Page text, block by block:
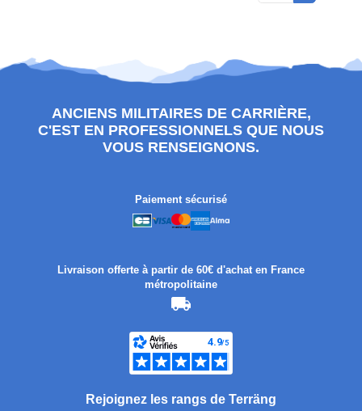
ANCIENS MILITAIRES DE CARRIÈRE,
C'EST EN PROFESSIONNELS QUE NOUS
VOUS RENSEIGNONS.
Paiement sécurisé
Livraison offerte à partir de 60€ d'achat en France
métropolitaine
Rejoignez les rangs de Terräng